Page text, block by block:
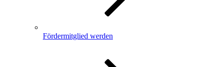
Fördermitglied werden